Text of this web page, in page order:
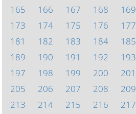
165
166 167 168 169
173
174 175 176 177
181
182 183 184 185
189
190 191 192 193
197
198 199 200 201
205
206 207 208 209
213
214 215 216 217